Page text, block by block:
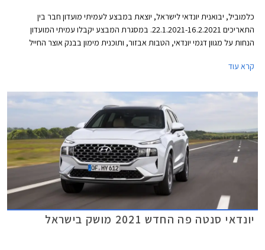
כלמוביל, יבואנית יונדאי לישראל, יוצאת במבצע לעמיתי מועדון חבר בין
התאריכים 22.1.2021-16.2.2021. במסגרת המבצע יקבלו עמיתי המועדון
הנחות על מגוון דגמי יונדאי, הטבות אבזור, ותוכנית מימון בבנק אוצר החייל
תכנית המימון חבר ליס. המבצע ייערך בכל אולמות התצוגה של יונדאי ברחבי
קרא עוד
יונדאי סנטה פה החדש 2021 מושק בישראל